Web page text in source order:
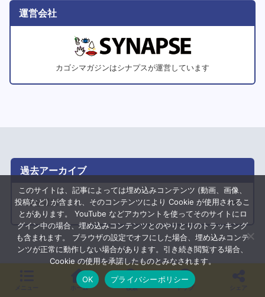
運営会社
カゴシマガジンはシナプスが運営しています
過去アーカイブ
ア
ー
カ
イ
ホーム 検索 トップ
このサイトは、記事によっては埋め込みコンテンツ (動画、画像、
投稿など) が含まれ、そのコンテンツにより Cookie が使用されるこ
とがあります。 YouTube などアカウントを使ってそのサイトにロ
グイン中の場合、埋め込みコンテンツとのやりとりのトラッキング
も含まれます。 ブラウザの設定でオフにした場合、埋め込みコンテ
ンツが正常に動作しない場合があります。引き続き閲覧する場合、
Cookie の使用を承諾したものとみなされます。
OK
プライバシーポリシー